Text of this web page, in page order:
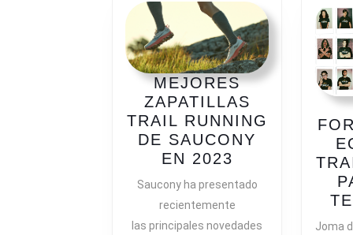
MEJORES
ZAPATILLAS
TRAIL RUNNING
DE SAUCONY
EN 2023 MEJORES
ZAPATILLAS
RUNNING
Saucony ha presentado
recientemente
las principales novedades
Joma